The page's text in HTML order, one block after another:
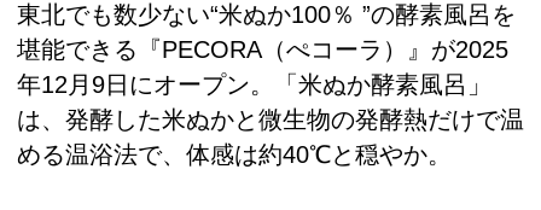
東北でも数少ない“米ぬか100％ ”の酵素風呂を
堪能できる『PECORA（ぺコーラ）』が2025
年12月9日にオープン。「米ぬか酵素風呂」
は、発酵した米ぬかと微生物の発酵熱だけで温
める温浴法で、体感は約40℃と穏やか。